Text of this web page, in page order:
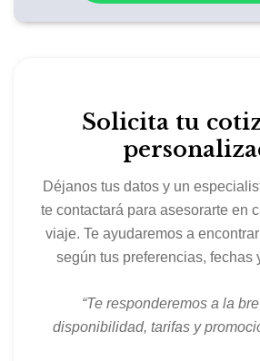
Solicita tu
Déjanos tus datos y un
te contactará para asesorarte en
viaje. Te ayudaremos a
según tus preferencias, fechas
“Te responderemos a la
disponibilidad, tarifas y